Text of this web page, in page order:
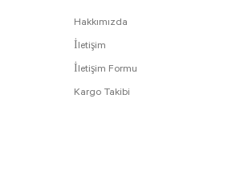
Hakkımızda
İletişim
İletişim Formu
Kargo Takibi